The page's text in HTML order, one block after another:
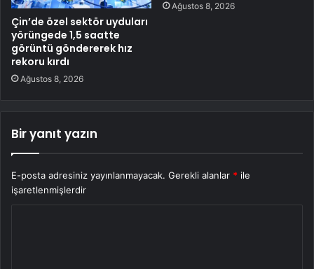
Çin’de özel sektör uyduları
yörüngede 1,5 saatte
görüntü göndererek hız
rekoru kırdı
Ağustos 8, 2026
Ağustos 8, 2026
Bir yanıt yazın
E-posta adresiniz yayınlanmayacak. Gerekli alanlar * ile
işaretlenmişlerdir